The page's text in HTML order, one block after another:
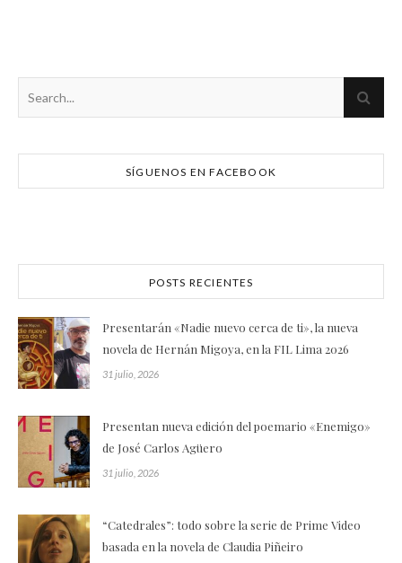
SÍGUENOS EN FACEBOOK
POSTS RECIENTES
Presentarán «Nadie nuevo cerca de ti», la nueva
novela de Hernán Migoya, en la FIL Lima 2026
31 julio, 2026
Presentan nueva edición del poemario «Enemigo»
de José Carlos Agüero
31 julio, 2026
“Catedrales”: todo sobre la serie de Prime Video
basada en la novela de Claudia Piñeiro